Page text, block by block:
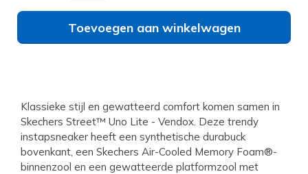
Toevoegen aan winkelwagen
Klassieke stijl en gewatteerd comfort komen samen in
Skechers Street™ Uno Lite - Vendox. Deze trendy
instapsneaker heeft een synthetische durabuck
bovenkant, een Skechers Air-Cooled Memory Foam®-
binnenzool en een gewatteerde platformzool met